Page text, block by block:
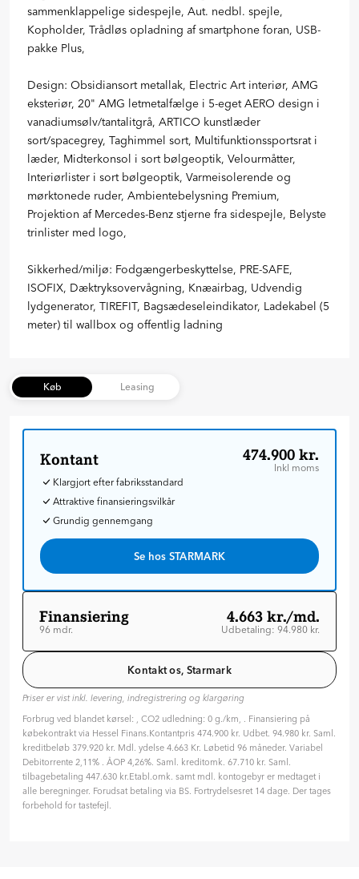
sammenklappelige sidespejle, Aut. nedbl. spejle,
Kopholder, Trådløs opladning af smartphone foran, USB-
pakke Plus,
Design: Obsidiansort metallak, Electric Art interiør, AMG
eksteriør, 20" AMG letmetalfælge i 5-eget AERO design i
vanadiumsølv/tantalitgrå, ARTICO kunstlæder
sort/spacegrey, Taghimmel sort, Multifunktionssportsrat i
læder, Midterkonsol i sort bølgeoptik, Velourmåtter,
Interiørlister i sort bølgeoptik, Varmeisolerende og
mørktonede ruder, Ambientebelysning Premium,
Projektion af Mercedes-Benz stjerne fra sidespejle, Belyste
trinlister med logo,
Sikkerhed/miljø: Fodgængerbeskyttelse, PRE-SAFE,
ISOFIX, Dæktryksovervågning, Knæairbag, Udvendig
lydgenerator, TIREFIT, Bagsædeseleindikator, Ladekabel (5
meter) til wallbox og offentlig ladning
Køb Leasing
Kontant 474.900 kr.
Inkl moms
Klargjort efter fabriksstandard
Attraktive finansieringsvilkår
Grundig gennemgang
Se hos STARMARK
Finansiering
96 mdr.
4.663 kr./md.
Udbetaling: 94.980 kr.
Tilpas din aftale
Hvilken type rente ønsker du?
Variabel
Fast
Hvor længe skal finansieringen løbe? (måneder)
96 mdr. ( 8 år )
Kontakt os, Starmark
Priser er vist inkl. levering, indregistrering og klargøring
Forbrug ved blandet kørsel: , CO2 udledning: 0 g./km, . Finansiering på
købekontrakt via Hessel Finans.Kontantpris 474.900 kr. Udbet. 94.980 kr. Saml.
kreditbeløb 379.920 kr. Mdl. ydelse 4.663 Kr. Løbetid 96 måneder. Variabel
Debitorrente 2,11% . ÅOP 4,26%. Saml. kreditomk. 67.710 kr. Saml.
tilbagebetaling 447.630 kr.Etabl.omk. samt mdl. kontogebyr er medtaget i
alle beregninger. Forudsat betaling via BS. Fortrydelsesret 14 dage. Der tages
forbehold for tastefejl.